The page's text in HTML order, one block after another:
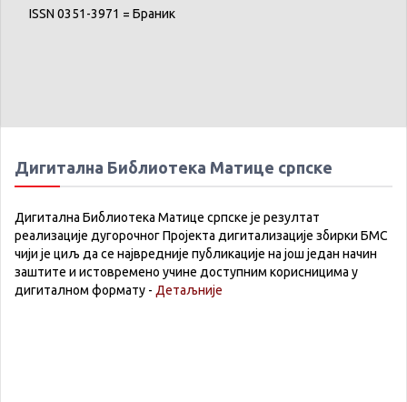
ISSN 0351-3971 = Браник
Дигитална Библиотека Матице српске
Дигитална Библиотека Матице српске је резултат
реализације дугорочног Пројекта дигитализације збирки БМС
чији је циљ да се највредније публикације на још један начин
заштите и истовремено учине доступним корисницима у
дигиталном формату - Детаљније